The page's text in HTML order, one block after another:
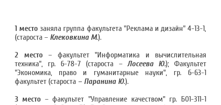
1 место заняла группа факультета "Реклама и дизайн" 4-13-1,
(староста – Клековкина М.).
2 место – факультет "Информатика и вычислительная
техника", гр. 6-78-7 (староста – Лосеева Ю.); Факультет
"Экономика, право и гуманитарные науки", гр. 6-63-1
факультет (староста – Паранина Ю.).
3 место – факультет "Управление качеством" гр. Б01-311-1